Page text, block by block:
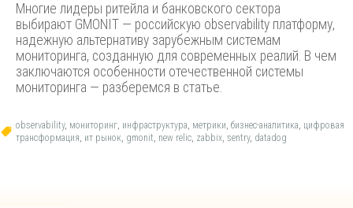
Многие лидеры ритейла и банковского сектора
выбирают GMONIT — российскую observability платформу,
надежную альтернативу зарубежным системам
мониторинга, созданную для современных реалий. В чем
заключаются особенности отечественной системы
мониторинга — разберемся в статье.
observability, мониторинг, инфраструктура, метрики, бизнес-аналитика, цифровая
трансформация, ит рынок, gmonit, new relic, zabbix, sentry, datadog